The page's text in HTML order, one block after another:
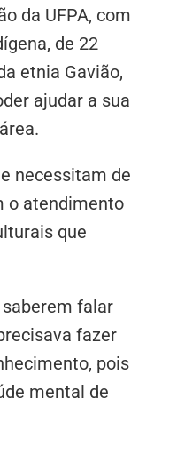
da UFPA, com
de 22
etnia Gavião,
ajudar a sua
necessitam de
o atendimento
que
falar
fazer
pois
mental de